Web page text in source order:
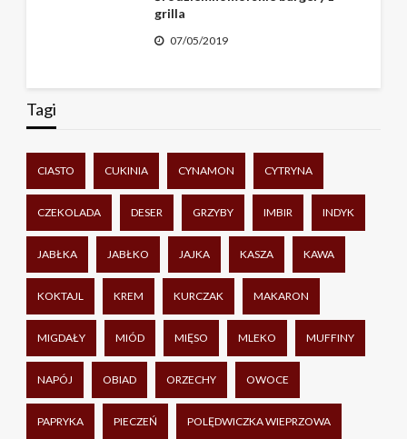
grilla
07/05/2019
Tagi
CIASTO CUKINIA CYNAMON CYTRYNA
CZEKOLADA DESER GRZYBY IMBIR INDYK
JABŁKA JABŁKO JAJKA KASZA KAWA
KOKTAJL KREM KURCZAK MAKARON
MIGDAŁY MIÓD MIĘSO MLEKO MUFFINY
NAPÓJ OBIAD ORZECHY OWOCE
PAPRYKA PIECZEŃ POLĘDWICZKA WIEPRZOWA